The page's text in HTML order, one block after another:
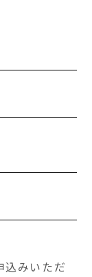
みいただ